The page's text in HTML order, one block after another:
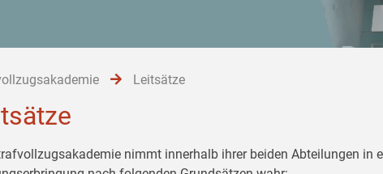
Leitsätze
nimmt innerhalb ihrer beiden Abteilungen in